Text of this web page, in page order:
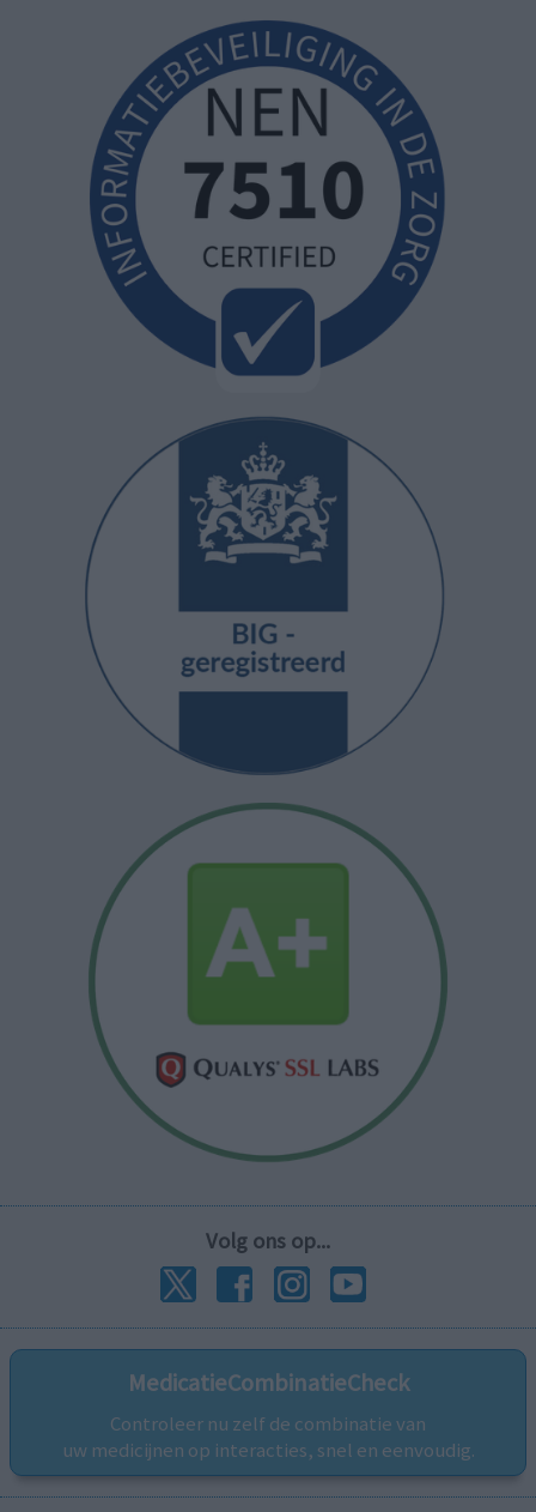
Volg ons op...
MedicatieCombinatieCheck
Controleer nu zelf de combinatie van
uw medicijnen op interacties, snel en eenvoudig.